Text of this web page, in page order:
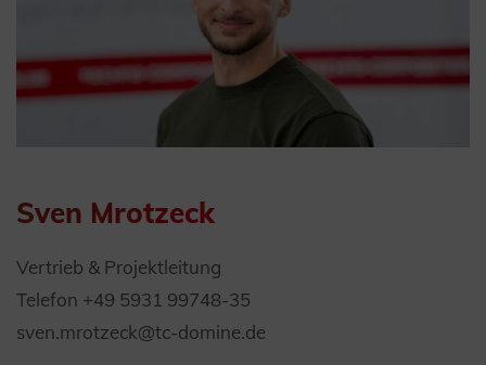
Sven Mrotzeck
Vertrieb & Projektleitung
Telefon +49 5931 99748-35
sven.mrotzeck@tc-domine.de